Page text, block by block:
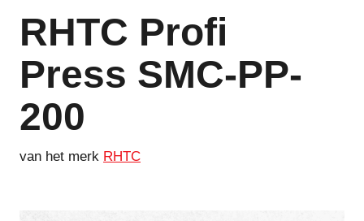
RHTC Profi
Press SMC-PP-
200
van het merk RHTC